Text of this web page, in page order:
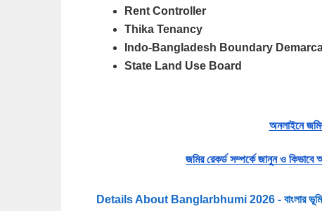
Rent Controller
Thika Tenancy
Indo-Bangladesh Boundary
State Land Use Board
অনলাইনে
জমির রেকর্ড সম্পর্কে জানুন ও
Details About Banglarbhumi 2026 - বাংলার ভূমি